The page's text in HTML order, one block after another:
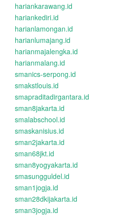
hariankarawang.id
hariankediri.id
harianlamongan.id
harianlumajang.id
harianmajalengka.id
harianmalang.id
smanics-serpong.id
smakstlouis.id
smapraditadirgantara.id
sman8jakarta.id
smalabschool.id
smaskanisius.id
sman2jakarta.id
sman68jkt.id
sman8yogyakarta.id
smasungguldel.id
sman1jogja.id
sman28dkijakarta.id
sman3jogja.id